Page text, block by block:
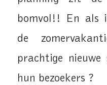
bomvol!! En als
de
prachtige
hun bezoekers ?